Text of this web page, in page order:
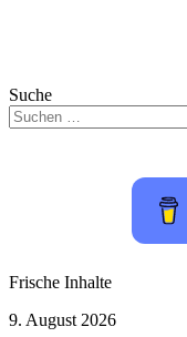
Suche
Suchen
nach:
Frische Inhalte
DJI
9. August 2026